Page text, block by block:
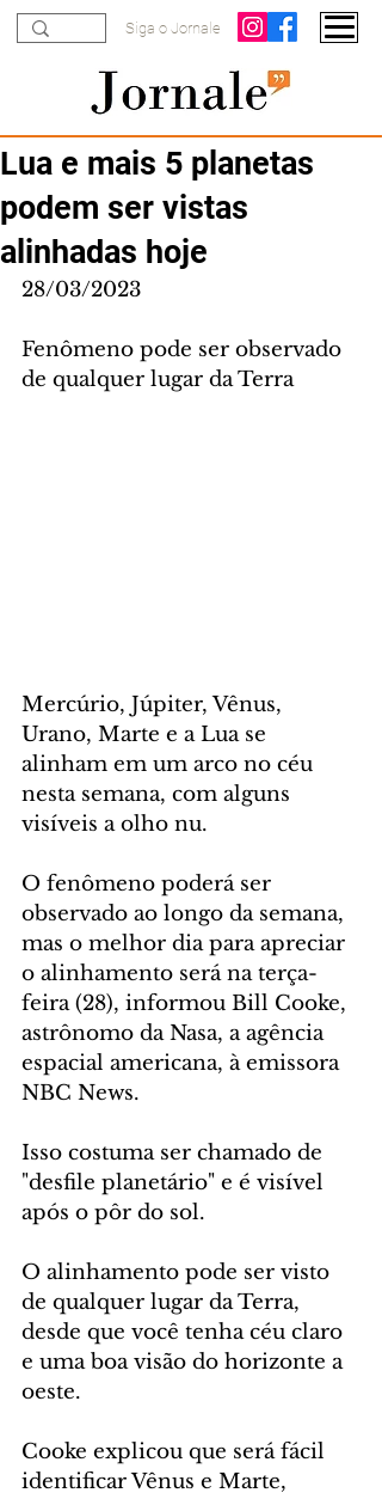
Siga o Jornale
Lua e mais 5 planetas
podem ser vistas
alinhadas hoje
28/03/2023
Fenômeno pode ser observado
de qualquer lugar da Terra
Mercúrio, Júpiter, Vênus,
Urano, Marte e a Lua se
alinham em um arco no céu
nesta semana, com alguns
visíveis a olho nu.
O fenômeno poderá ser
observado ao longo da semana,
mas o melhor dia para apreciar
o alinhamento será na terça-
feira (28), informou Bill Cooke,
astrônomo da Nasa, a agência
espacial americana, à emissora
NBC News.
Isso costuma ser chamado de
"desfile planetário" e é visível
após o pôr do sol.
O alinhamento pode ser visto
de qualquer lugar da Terra,
desde que você tenha céu claro
e uma boa visão do horizonte a
oeste.
Cooke explicou que será fácil
identificar Vênus e Marte,